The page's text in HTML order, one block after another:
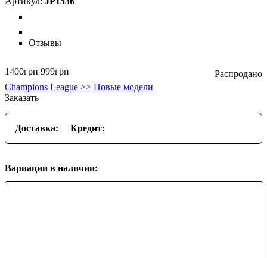
Отзывы
1400грн 999грн
Champions League >> Новые модели
Заказать
Доставка: Кредит:
Вариации в наличии: